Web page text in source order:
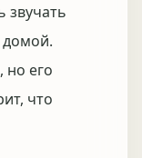
звучать
домой.
но его
что